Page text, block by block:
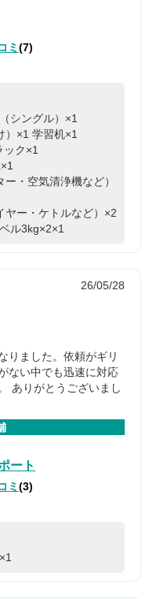
ミ (7)
シングル）×1
）×1 学習机×1
ック×1
・空気清浄機など）
ヤー・ケトルなど）×2
ル3kg×2×1
26/05/28
りました。依頼がギリ
ない中でも迅速に対応
ありがとうございまし
ート
ミ (3)